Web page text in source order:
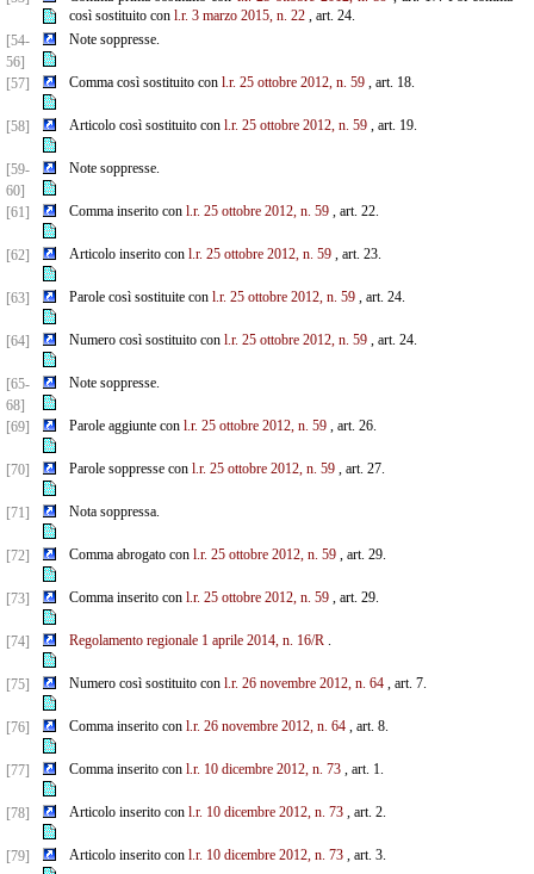
così sostituito con l.r. 3 marzo 2015, n. 22, art. 24.
[54-
56]
Note soppresse.
[57] Comma così sostituito con l.r. 25 ottobre 2012, n. 59, art. 18.
[58] Articolo così sostituito con l.r. 25 ottobre 2012, n. 59, art. 19.
[59-
60]
Note soppresse.
[61] Comma inserito con l.r. 25 ottobre 2012, n. 59, art. 22.
[62] Articolo inserito con l.r. 25 ottobre 2012, n. 59, art. 23.
[63] Parole così sostituite con l.r. 25 ottobre 2012, n. 59, art. 24.
[64] Numero così sostituito con l.r. 25 ottobre 2012, n. 59, art. 24.
[65-
68]
Note soppresse.
[69] Parole aggiunte con l.r. 25 ottobre 2012, n. 59, art. 26.
[70] Parole soppresse con l.r. 25 ottobre 2012, n. 59, art. 27.
[71] Nota soppressa.
[72] Comma abrogato con l.r. 25 ottobre 2012, n. 59, art. 29.
[73] Comma inserito con l.r. 25 ottobre 2012, n. 59, art. 29.
[74] Regolamento regionale 1 aprile 2014, n. 16/R.
[75] Numero così sostituito con l.r. 26 novembre 2012, n. 64, art. 7.
[76] Comma inserito con l.r. 26 novembre 2012, n. 64, art. 8.
[77] Comma inserito con l.r. 10 dicembre 2012, n. 73, art. 1.
[78] Articolo inserito con l.r. 10 dicembre 2012, n. 73, art. 2.
[79] Articolo inserito con l.r. 10 dicembre 2012, n. 73, art. 3.